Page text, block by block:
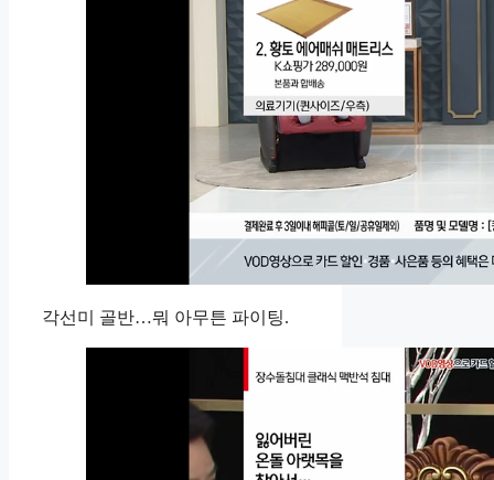
각선미 골반…뭐 아무튼 파이팅.